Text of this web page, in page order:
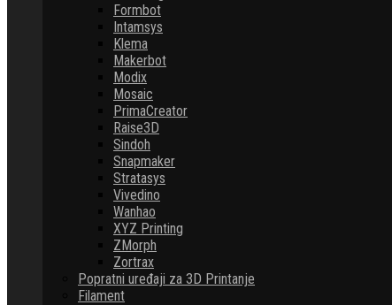
Formbot
Intamsys
Klema
Makerbot
Modix
Mosaic
PrimaCreator
Raise3D
Sindoh
Snapmaker
Stratasys
Vivedino
Wanhao
XYZ Printing
ZMorph
Zortrax
Popratni uređaji za 3D Printanje
Filament